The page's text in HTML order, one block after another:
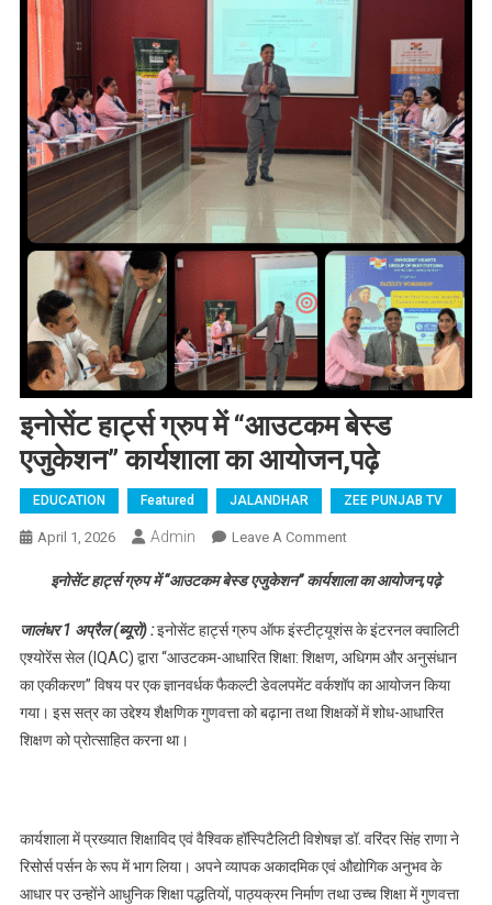
इनोसेंट हार्ट्स ग्रुप में “आउटकम बेस्ड
एजुकेशन” कार्यशाला का आयोजन,पढ़े
EDUCATION Featured JALANDHAR ZEE PUNJAB TV
April 1, 2026 Admin Leave A CommentOn इनोसेंट हार्ट्स ग्रुप में
एजुकेशन” कार्यशाला का
इनोसेंट हार्ट्स ग्रुप में “आउटकम बेस्ड एजुकेशन” कार्यशाला का आयोजन,पढ़े
जालंधर 1 अप्रैल (ब्यूरो) :इनोसेंट हार्ट्स ग्रुप ऑफ इंस्टीट्यूशंस के इंटरनल क्वालिटी
एश्योरेंस सेल (IQAC) द्वारा “आउटकम-आधारित शिक्षा: शिक्षण, अधिगम और अनुसंधान
का एकीकरण” विषय पर एक ज्ञानवर्धक फैकल्टी डेवलपमेंट वर्कशॉप का आयोजन किया
गया। इस सत्र का उद्देश्य शैक्षणिक गुणवत्ता को बढ़ाना तथा शिक्षकों में शोध-आधारित
शिक्षण को प्रोत्साहित करना था।
कार्यशाला में प्रख्यात शिक्षाविद एवं वैश्विक हॉस्पिटैलिटी विशेषज्ञ डॉ. वरिंदर सिंह राणा ने
रिसोर्स पर्सन के रूप में भाग लिया। अपने व्यापक अकादमिक एवं औद्योगिक अनुभव के
आधार पर उन्होंने आधुनिक शिक्षा पद्धतियों, पाठ्यक्रम निर्माण तथा उच्च शिक्षा में गुणवत्ता